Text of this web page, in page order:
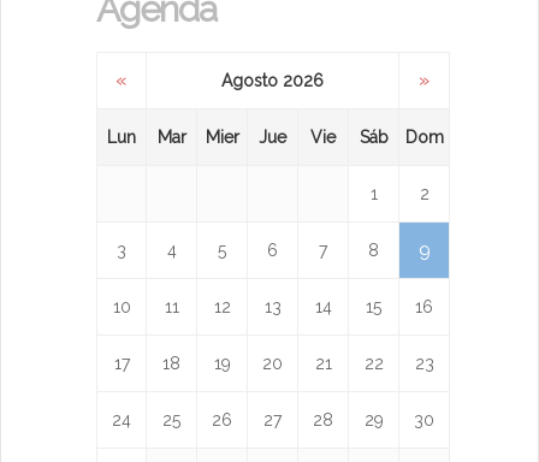
Agenda
« Agosto 2026 »
Lun Mar Mier Jue Vie Sáb Dom
1 2
3 4 5 6 7 8 9
10 11 12 13 14 15 16
17 18 19 20 21 22 23
24 25 26 27 28 29 30